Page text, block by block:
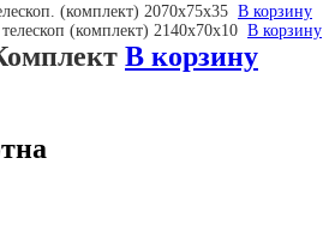
(комплект) 2070х75х35 В корзину
(комплект) 2140х70х10 В корзину
В корзину